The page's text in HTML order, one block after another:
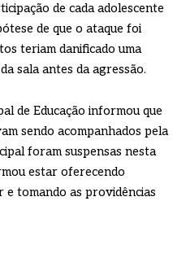
de cada adolescente
de que o ataque foi
teriam danificado uma
sala antes da agressão.
de Educação informou que
sendo acompanhados pela
foram suspensas nesta
estar oferecendo
e tomando as providências